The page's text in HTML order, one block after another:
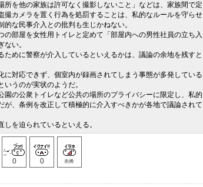
を他の家族は許可なく撮影しないこと」などは、家族間で定
カメラを置く行為を処罰することは、私的なルールを守らせ
な民事介入との批判も生じかねない。
部屋を女性用トイレと定めて「部屋内への男性社員の立ち入
い。
めに警察が介入しているといえるかは、議論の余地を残すと
対応できず、個室内が録画されてしまう事態が多発している
うのが実状のようだ。
の公衆トイレなど公共の場所のプライバシーに限定し、私的
、条例を改正して積極的に介入すべきかが各地で議論されて
を迫られているといえる。
0 0 削希